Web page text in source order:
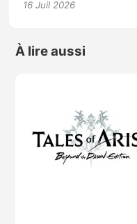
16 Juil 2026
À lire aussi